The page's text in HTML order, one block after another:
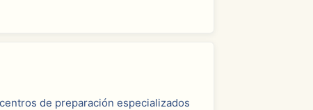
de preparación especializados